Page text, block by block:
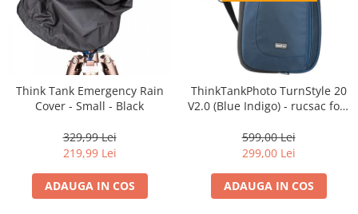
Think Tank Emergency Rain
Cover - Small - Black
329,99 Lei
219,99 Lei
ADAUGA IN COS
ThinkTankPhoto TurnStyle 20
V2.0 (Blue Indigo) - rucsac foto
599,00 Lei
299,00 Lei
ADAUGA IN COS